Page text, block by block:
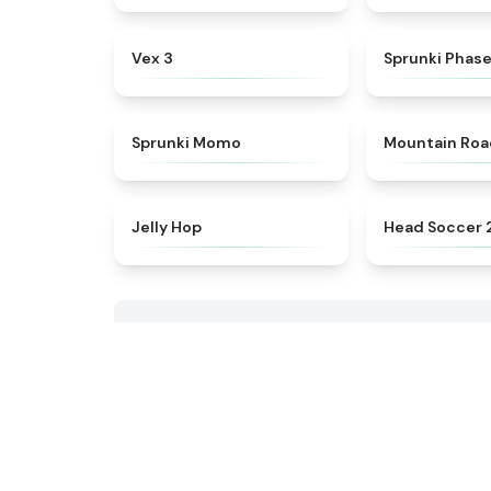
Vex 3 Sprunki
Sprunki Momo Mountain
Jelly Hop Head Soccer